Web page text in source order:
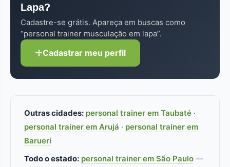
adicional faz diferença real.
Lapa?
Cadastre-se grátis. Apareça em buscas como
“personal trainer musculação em lapa”.
Cadastrar meu perfil
Outras cidades: personal trainer em Taubaté ·
personal trainer em Arujá · personal trainer em
Barueri
Todo o estado: personal trainer em São Paulo —